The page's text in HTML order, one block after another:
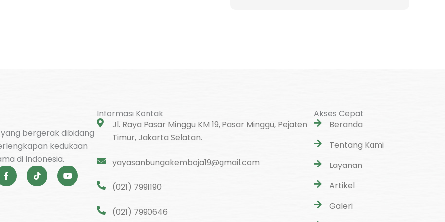
bergerak dibidang
kedukaan
di Indonesia.
F
a
c
T
i
k
Y
o
u
Informasi Kontak
Jl. Raya Pasar Minggu KM 19, Pasar Minggu, Pejaten
Timur, Jakarta Selatan.
yayasanbungakemboja19@gmail.com
(021) 7991190
(021) 7990646
Akses Cepat
Beranda
Tentang Kami
Layanan
Artikel
Galeri